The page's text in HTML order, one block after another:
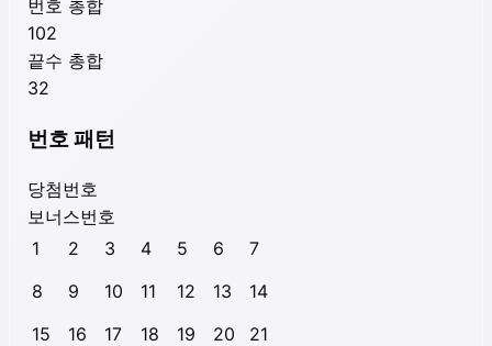
번호 총합
102
끝수 총합
32
번호 패턴
당첨번호
보너스번호
1
2 3 4 5 6
7
8
9 10 11 12 13
14
15
16 17 18 19 20
21